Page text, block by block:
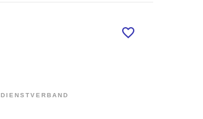
DIENSTVERBAND